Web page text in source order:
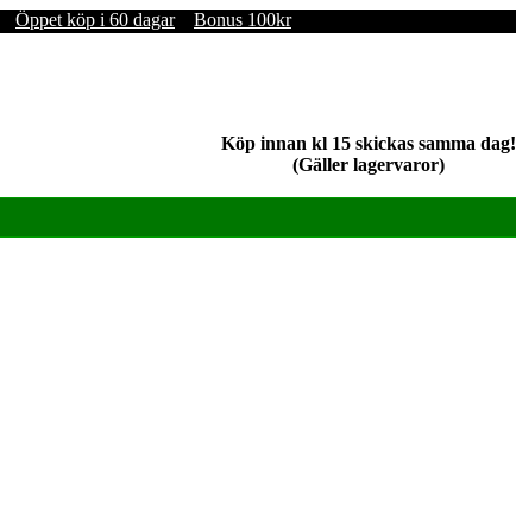
Öppet köp i 60 dagar Bonus 100kr
Köp innan kl 15 skickas samma dag!
(Gäller lagervaror)